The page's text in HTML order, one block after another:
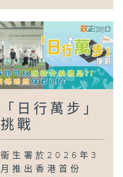
「日行萬步」
挑戰
衞生署於2026年3
月推出香港首份